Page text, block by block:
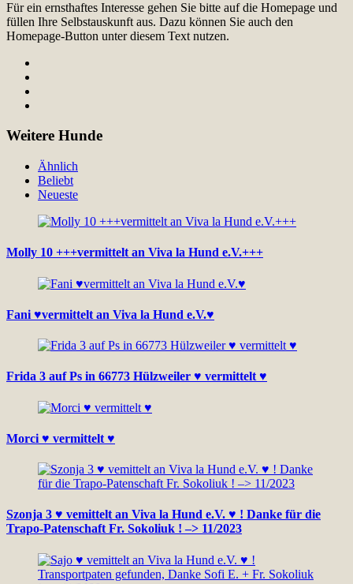
Für ein ernsthaftes Interesse gehen Sie bitte auf die Homepage und
füllen Ihre Selbstauskunft aus. Dazu können Sie auch den
Homepage-Button unter diesem Text nutzen.
Weitere Hunde
Ähnlich
Beliebt
Neueste
Molly 10 +++vermittelt an Viva la Hund e.V.+++
Fani ♥vermittelt an Viva la Hund e.V.♥
Frida 3 auf Ps in 66773 Hülzweiler ♥ vermittelt ♥
Morci ♥ vermittelt ♥
Szonja 3 ♥ vemittelt an Viva la Hund e.V. ♥ ! Danke für die
Trapo-Patenschaft Fr. Sokoliuk ! –> 11/2023